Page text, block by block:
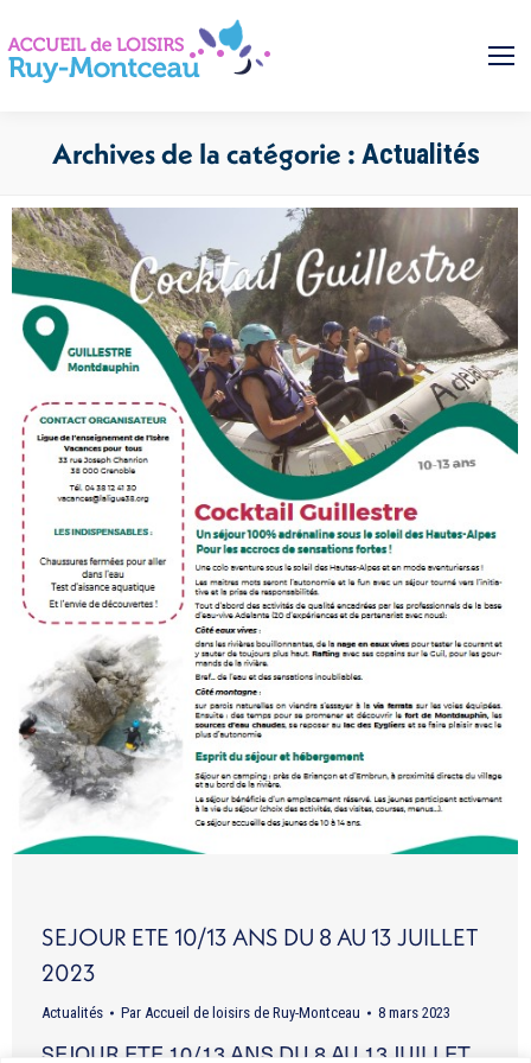
Archives de la catégorie : Actualités
SEJOUR ETE 10/13 ANS DU 8 AU 13 JUILLET
2023
Actualités Par Accueil de loisirs de Ruy-Montceau 8 mars 2023
SEJOUR ETE 10/13 ANS DU 8 AU 13 JUILLET